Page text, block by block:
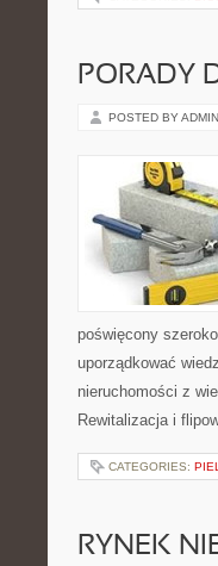
PORADY
POSTED BY ADMIN
poświęcony
uporządkować
nieruchomości z
Rewitalizacja i
CATEGORIES:
RYNEK